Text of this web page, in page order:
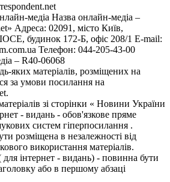
медіа Назва онлайн-медіа –
Адреса: 02091, місто Київ,
будинок 172-Б, офіс 208/1 E-mail:
Телефон: 044-205-43-00
– R40-06068
яких матеріалів, розміщених на
за умови посилання на
зі сторінки « Новини України
- видань - обов'язкове пряме
систем гіперпосилання .
розміщена в незалежності від
використання матеріалів.
для інтернет - видань) - повинна бути
або в першому абзаці